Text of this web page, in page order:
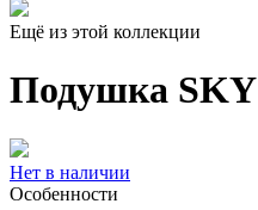
Ещё из этой коллекции
Подушка SKY
Нет в наличии
Особенности